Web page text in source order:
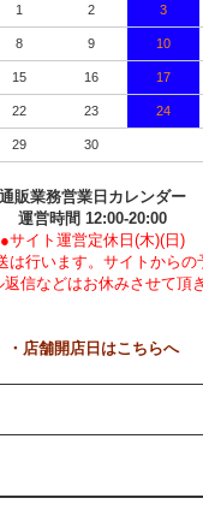
1 2 3
8 9 10
15 16 17
22 23 24
29 30
通販業務営業日カレンダー
運営時間 12:00-20:00
●サイト運営定休日(木)(日)
は行います。サイトからの
返信などはお休みさせて頂
・店舗開店日はこちらへ